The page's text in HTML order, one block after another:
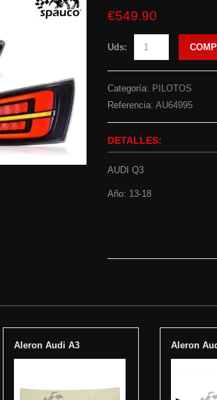
€549.90
Uds:
Categoría: PILOTOS
Referencia: AU64995
DETALLES:
AUDI Q3
Año: 13-18
Aleron Audi A3 Aleron